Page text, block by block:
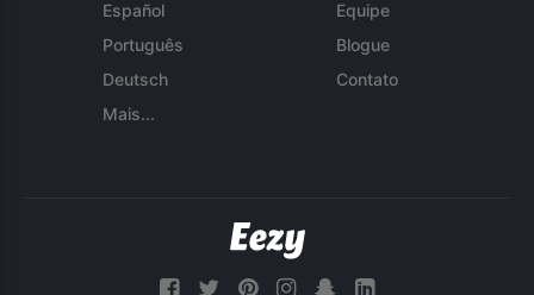
Español
Português
Deutsch
Mais...
Equipe
Blogue
Contato